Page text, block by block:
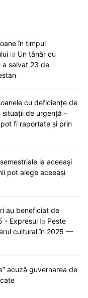
în timpul
la Un tânăr cu
a salvat 23 de
cu deficiențe de
situații de urgență -
fi raportate și prin
la aceeași
pot alege aceeași
au beneficiat de
- Expresul la Peste
cultural în 2025 —
acuză guvernarea de